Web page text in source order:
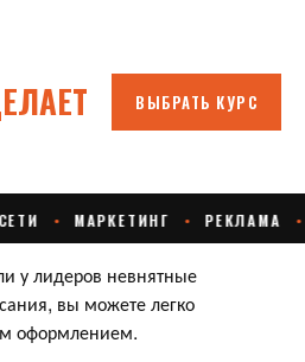
у лидеров невнятные
вы можете легко
оформлением.